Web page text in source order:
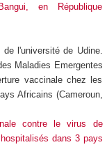
en République
l'université de Udine.
Maladies Emergentes
vaccinale chez les
Africains (Cameroun,
contre le virus de
dans 3 pays